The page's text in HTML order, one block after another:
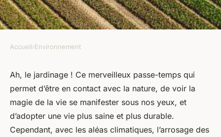
Comment mettre en place un
système d'irrigation goutte-à-
goutte économe pour son
jardin ?
Accueil›Environnement
Ah, le jardinage ! Ce merveilleux passe-temps qui
permet d’être en contact avec la nature, de voir la
magie de la vie se manifester sous nos yeux, et
d’adopter une vie plus saine et plus durable.
Cependant, avec les aléas climatiques, l’arrosage des